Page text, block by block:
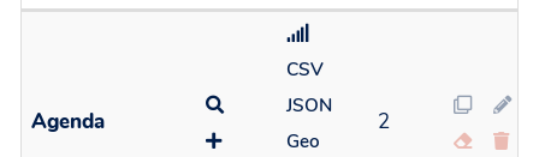
Agenda
CSV
JSON
Geo
2